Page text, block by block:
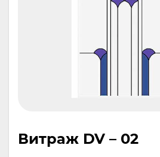
Витраж DV – 02